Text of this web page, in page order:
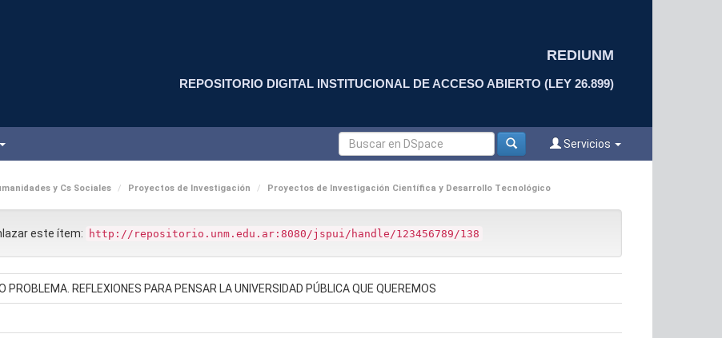
REDIUNM
REPOSITORIO DIGITAL INSTITUCIONAL DE ACCESO ABIERTO (LEY 26.899)
Servicios
y Cs Sociales Proyectos de Investigación Proyectos de Investigación Científica y Desarrollo Tecnológico
este ítem: http://repositorio.unm.edu.ar:8080/jspui/handle/123456789/138
PROBLEMA. REFLEXIONES PARA PENSAR LA UNIVERSIDAD PÚBLICA QUE QUEREMOS